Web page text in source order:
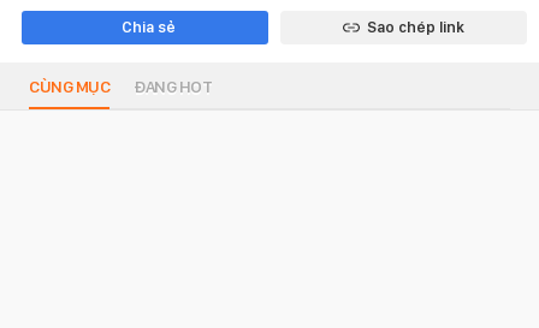
Chia sẻ Sao chép link
CÙNG MỤC ĐANG HOT